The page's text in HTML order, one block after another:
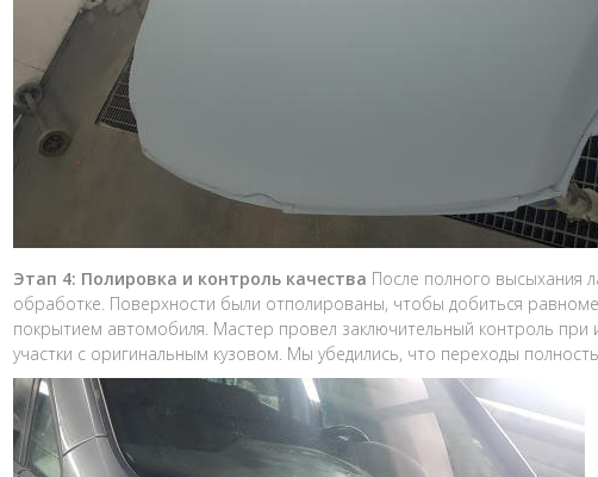
Этап 4: Полировка и контроль качества После полного высыхания
обработке. Поверхности были отполированы, чтобы добиться
покрытием автомобиля. Мастер провел заключительный контроль
участки с оригинальным кузовом. Мы убедились, что переходы